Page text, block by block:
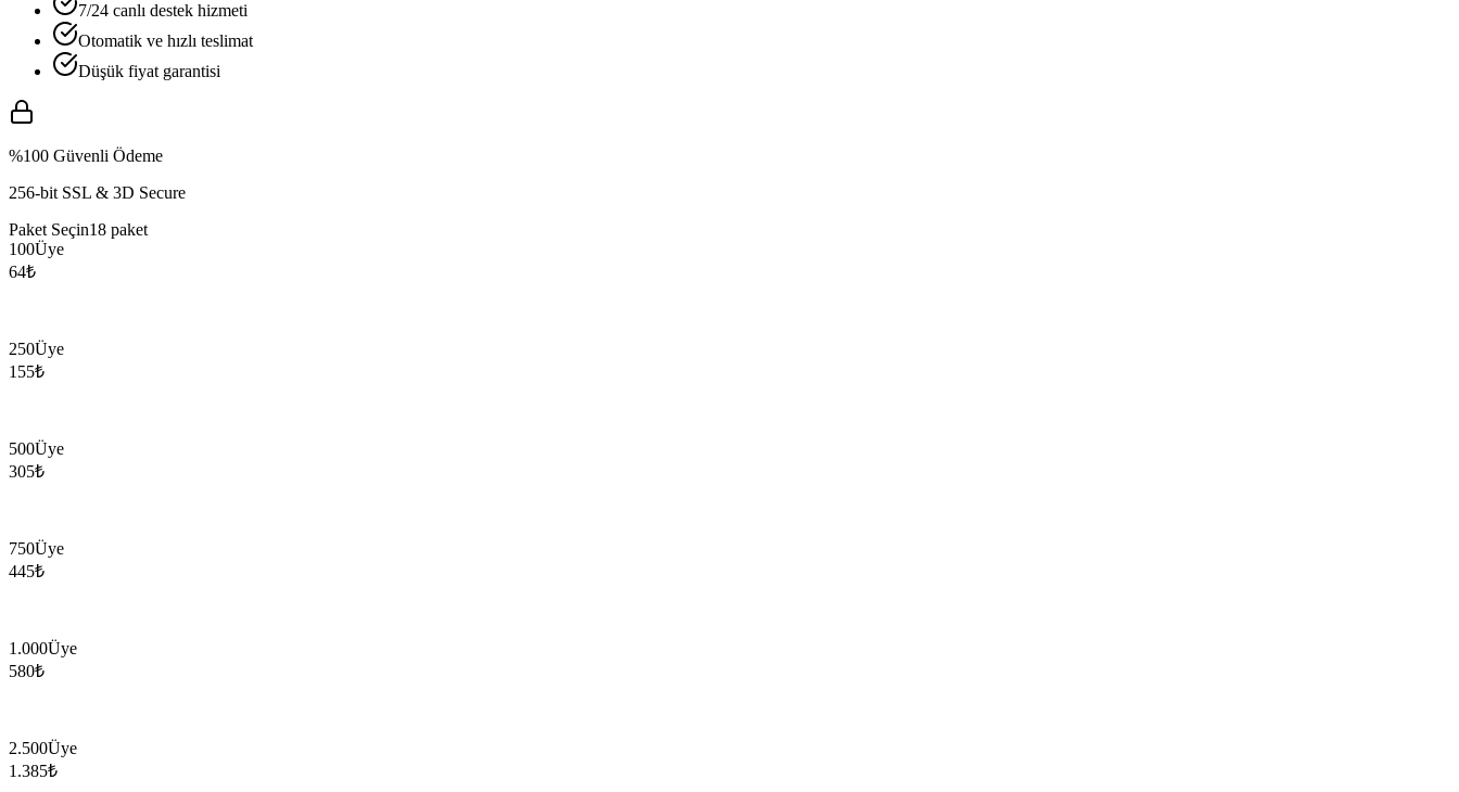
7/24 canlı destek hizmeti
Otomatik ve hızlı teslimat
Düşük fiyat garantisi
%100 Güvenli Ödeme
256-bit SSL & 3D Secure
Paket Seçin18 paket
100Üye
64₺
250Üye
155₺
500Üye
305₺
750Üye
445₺
1.000Üye
580₺
2.500Üye
1.385₺